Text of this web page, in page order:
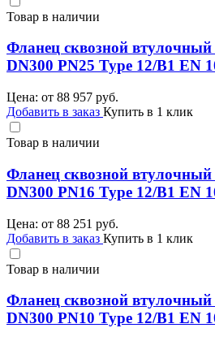
Товар в наличии
Фланец сквозной
DN300 PN25 Type 12/B1 EN
Цена: от 88 957 руб.
Добавить в заказ Купить в 1 клик
Товар в наличии
Фланец сквозной
DN300 PN16 Type 12/B1 EN
Цена: от 88 251 руб.
Добавить в заказ Купить в 1 клик
Товар в наличии
Фланец сквозной
DN300 PN10 Type 12/B1 EN